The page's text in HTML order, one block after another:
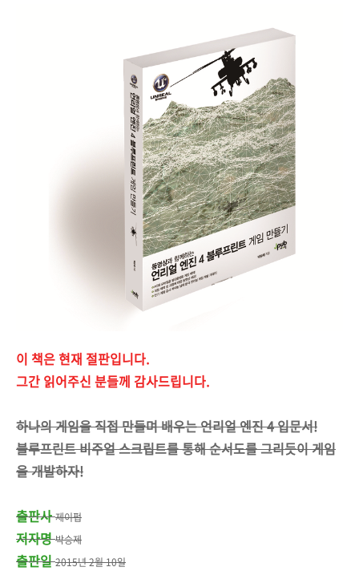
이 책은 현재 절판입니다.
그간 읽어주신 분들께 감사드립니다.
하나의 게임을 직접 만들며 배우는 언리얼 엔진 4 입문서!
블루프린트 비주얼 스크립트를 통해 순서도를 그리듯이 게임
을 개발하자!
출판사제이펍
저자명 박승제
출판일 2015년 2월 10일